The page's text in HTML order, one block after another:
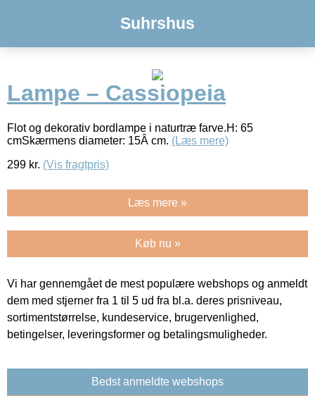
Suhrshus
Lampe – Cassiopeia
Flot og dekorativ bordlampe i naturtræ farve.H: 65
cmSkærmens diameter: 15Â cm. (Læs mere)
299 kr. (Vis fragtpris)
Læs mere »
Køb nu »
Vi har gennemgået de mest populære webshops og anmeldt
dem med stjerner fra 1 til 5 ud fra bl.a. deres prisniveau,
sortimentstørrelse, kundeservice, brugervenlighed,
betingelser, leveringsformer og betalingsmuligheder.
Bedst anmeldte webshops